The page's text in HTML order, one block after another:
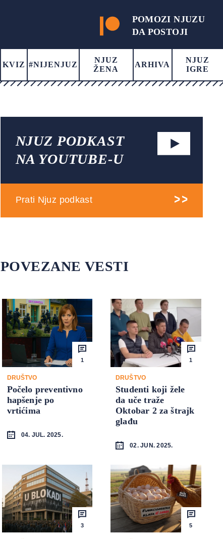
POMOZI NJUZU
DA POSTOJI
KVIZ #NIJENJUZ
NJUZ
ŽENA
ARHIVA
NJUZ
IGRE
NJUZ PODKAST
NA YOUTUBE-U
Prati Njuz podkast
POVEZANE VESTI
1
DRUŠTVO
Počelo preventivno
hapšenje po
vrtićima
04. JUL. 2025.
1
DRUŠTVO
Studenti koji žele
da uče traže
Oktobar 2 za štrajk
glađu
02. JUN. 2025.
3 5